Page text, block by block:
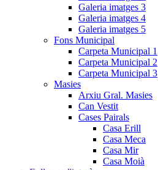
Galeria imatges 3
Galeria imatges 4
Galeria imatges 5
Fons Municipal
Carpeta Municipal 1
Carpeta Municipal 2
Carpeta Municipal 3
Masies
Arxiu Gral. Masies
Can Vestit
Cases Pairals
Casa Erill
Casa Meca
Casa Mir
Casa Moià